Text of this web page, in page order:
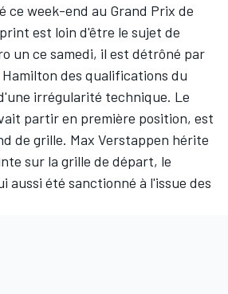
ce week-end au Grand Prix de
est loin d'être le sujet de
un ce samedi, il est détrôné par
des qualifications du
irrégularité technique. Le
partir en première position, est
de grille. Max Verstappen hérite
sur la grille de départ, le
aussi été sanctionné à l'issue des